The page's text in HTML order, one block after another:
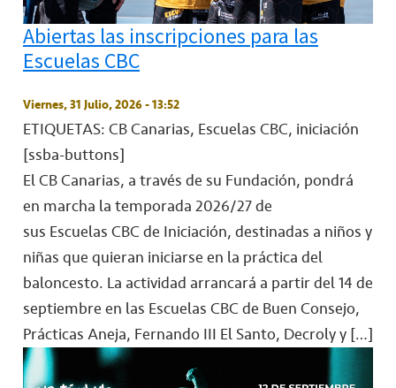
Abiertas las inscripciones para las
Escuelas CBC
Viernes, 31 Julio, 2026 - 13:52
ETIQUETAS: CB Canarias, Escuelas CBC, iniciación
[ssba-buttons]
El CB Canarias, a través de su Fundación, pondrá
en marcha la temporada 2026/27 de
sus Escuelas CBC de Iniciación, destinadas a niños y
niñas que quieran iniciarse en la práctica del
baloncesto. La actividad arrancará a partir del 14 de
septiembre en las Escuelas CBC de Buen Consejo,
Prácticas Aneja, Fernando III El Santo, Decroly y […]